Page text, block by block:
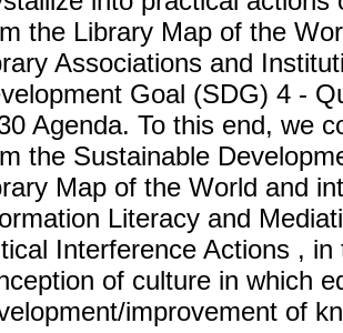
the Library Map of the
Associations and
Goal (SDG) 4 -
Agenda. To this end, we
the Sustainable
Map of the World and
Literacy and
Interference Actions ,
of culture in which
improvement of